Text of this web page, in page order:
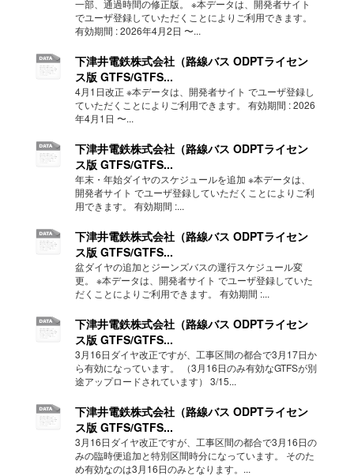
一部、通過時間の修正版。 ※本データは、開発者サイト
でユーザ登録していただくことによりご利用できます。
有効期間 : 2026年4月2日 〜...
下津井電鉄株式会社（路線バス ODPTライセン
ス版 GTFS/GTFS...
4月1日改正 ※本データは、開発者サイト でユーザ登録し
ていただくことによりご利用できます。 有効期間 : 2026
年4月1日 〜...
下津井電鉄株式会社（路線バス ODPTライセン
ス版 GTFS/GTFS...
年末・年始ダイヤのスケジュールを追加 ※本データは、
開発者サイト でユーザ登録していただくことによりご利
用できます。 有効期間 :...
下津井電鉄株式会社（路線バス ODPTライセン
ス版 GTFS/GTFS...
盆ダイヤの追加とジーンズバスの運行スケジュール変
更。 ※本データは、開発者サイト でユーザ登録していた
だくことによりご利用できます。 有効期間 :...
下津井電鉄株式会社（路線バス ODPTライセン
ス版 GTFS/GTFS...
3月16日ダイヤ改正ですが、工事区間の都合で3月17日か
ら有効になっています。 （3月16日のみ有効なGTFSが別
途アップロードされています） 3/15...
下津井電鉄株式会社（路線バス ODPTライセン
ス版 GTFS/GTFS...
3月16日ダイヤ改正ですが、工事区間の都合で3月16日の
みの臨時便追加と特別区間時分になっています。 そのた
め有効なのは3月16日のみとなります。...